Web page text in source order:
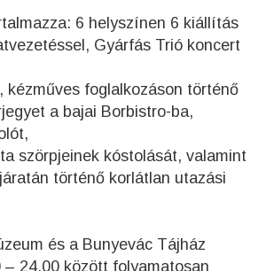
6 helyszínen 6 kiállítás
Gyárfás Trió koncert
kézműves foglalkozáson történő
a bajai Borbistro-ba,
szörpjeinek kóstolását, valamint
történő korlátlan utazási
és a Bunyevác Tájház
– 24.00 között folyamatosan